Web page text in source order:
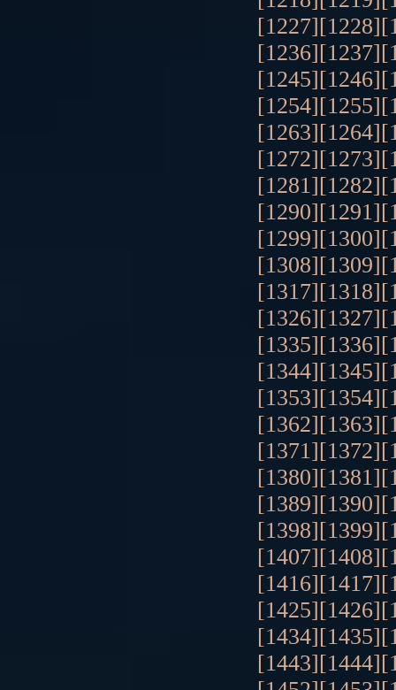
[1227][1228]
[1236][1237]
[1245][1246]
[1254][1255]
[1263][1264]
[1272][1273]
[1281][1282]
[1290][1291]
[1299][1300]
[1308][1309]
[1317][1318]
[1326][1327]
[1335][1336]
[1344][1345]
[1353][1354]
[1362][1363]
[1371][1372]
[1380][1381]
[1389][1390]
[1398][1399]
[1407][1408]
[1416][1417]
[1425][1426]
[1434][1435]
[1443][1444]